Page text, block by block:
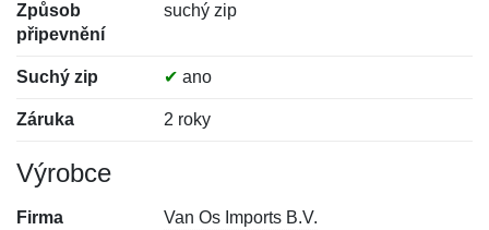
Způsob
připevnění
suchý zip
Suchý zip ✔ ano
Záruka 2 roky
Výrobce
Firma Van Os Imports B.V.